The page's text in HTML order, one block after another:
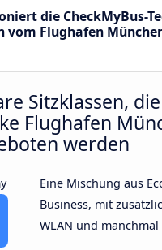
die CheckMyBus-
vom Flughafen
Sitzklassen,
Flughafen
werden
Eine Mischung aus
Business, mit
WLAN und manchmal